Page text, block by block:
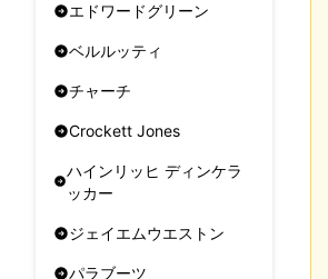
エドワードグリーン
ベルルッティ
チャーチ
Crockett Jones
ハインリッヒ ディンケラ
ッカー
ジェイエムウエストン
パラブーツ